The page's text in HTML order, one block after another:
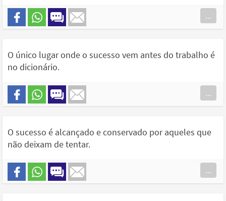
...
O único lugar onde o sucesso vem antes do trabalho é
no dicionário.
...
O sucesso é alcançado e conservado por aqueles que
não deixam de tentar.
...